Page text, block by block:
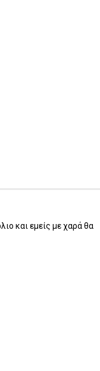
και εμείς με χαρά θα